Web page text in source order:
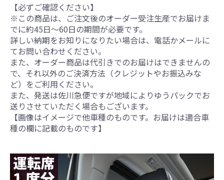
【必ずご確認ください】
※この商品は、ご注文後のオーダー受注生産でお届けま
でに約45日～60日の期間が必要です。
詳しい納期をお知りになりたい場合は、電話かメールに
てお問い合わせください。
また、オーダー商品は代引きでのお届けはできませんの
で、それ以外のご決済方法（クレジットやお振込みな
ど）をご利用ください。
また、発送は佐川急便ですが地域によりゆうパックでお
送りさせていただく場合もございます。
【画像はイメージで他車種のものです。お届けは適合車
種の欄に記載のものです】